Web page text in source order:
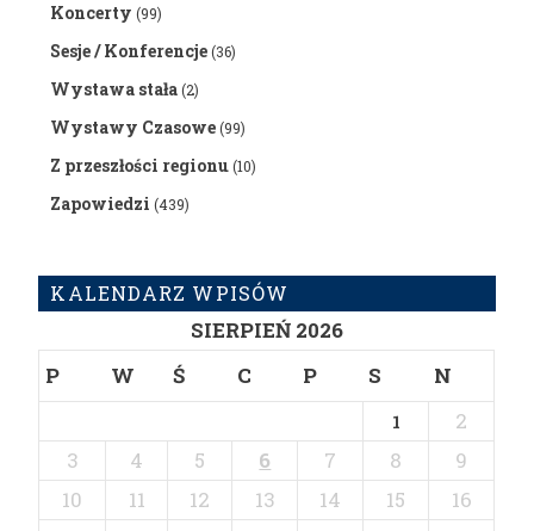
Koncerty (99)
Sesje / Konferencje(36)
Wystawa stała(2)
Wystawy Czasowe(99)
Z przeszłości regionu(10)
Zapowiedzi (439)
KALENDARZ WPISÓW
SIERPIEŃ 2026
P
W Ś C P S N
1
2
3
4 5 6 7 8
9
10
11 12 13 14 15
16